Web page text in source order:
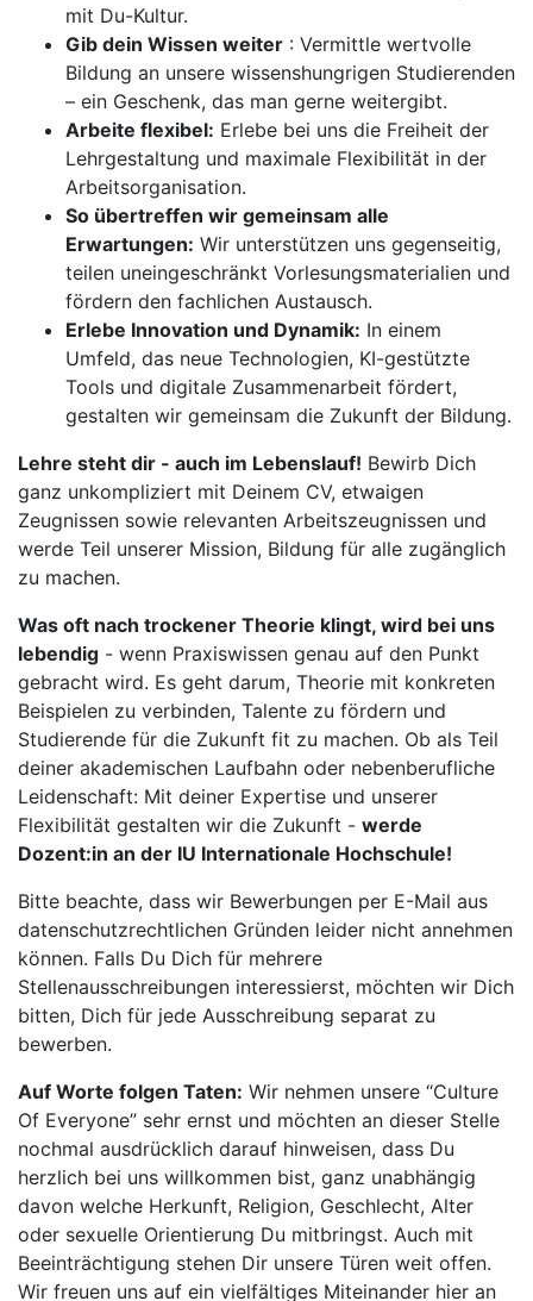
mit Du-Kultur.
Gib dein Wissen weiter : Vermittle wertvolle
Bildung an unsere wissenshungrigen Studierenden
– ein Geschenk, das man gerne weitergibt.
Arbeite flexibel: Erlebe bei uns die Freiheit der
Lehrgestaltung und maximale Flexibilität in der
Arbeitsorganisation.
So übertreffen wir gemeinsam alle
Erwartungen: Wir unterstützen uns gegenseitig,
teilen uneingeschränkt Vorlesungsmaterialien und
fördern den fachlichen Austausch.
Erlebe Innovation und Dynamik: In einem
Umfeld, das neue Technologien, KI-gestützte
Tools und digitale Zusammenarbeit fördert,
gestalten wir gemeinsam die Zukunft der Bildung.
Lehre steht dir - auch im Lebenslauf! Bewirb Dich
ganz unkompliziert mit Deinem CV, etwaigen
Zeugnissen sowie relevanten Arbeitszeugnissen und
werde Teil unserer Mission, Bildung für alle zugänglich
zu machen.
Was oft nach trockener Theorie klingt, wird bei uns
lebendig - wenn Praxiswissen genau auf den Punkt
gebracht wird. Es geht darum, Theorie mit konkreten
Beispielen zu verbinden, Talente zu fördern und
Studierende für die Zukunft fit zu machen. Ob als Teil
deiner akademischen Laufbahn oder nebenberufliche
Leidenschaft: Mit deiner Expertise und unserer
Flexibilität gestalten wir die Zukunft - werde
Dozent:in an der IU Internationale Hochschule!
Bitte beachte, dass wir Bewerbungen per E-Mail aus
datenschutzrechtlichen Gründen leider nicht annehmen
können. Falls Du Dich für mehrere
Stellenausschreibungen interessierst, möchten wir Dich
bitten, Dich für jede Ausschreibung separat zu
bewerben.
Auf Worte folgen Taten: Wir nehmen unsere “Culture
Of Everyone” sehr ernst und möchten an dieser Stelle
nochmal ausdrücklich darauf hinweisen, dass Du
herzlich bei uns willkommen bist, ganz unabhängig
davon welche Herkunft, Religion, Geschlecht, Alter
oder sexuelle Orientierung Du mitbringst. Auch mit
Beeinträchtigung stehen Dir unsere Türen weit offen.
Wir freuen uns auf ein vielfältiges Miteinander hier an